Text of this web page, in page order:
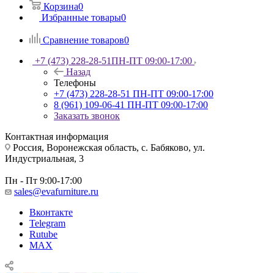
Корзина0
Избранные товары0
Сравнение товаров0
+7 (473) 228-28-51ПН-ПТ 09:00-17:00
Назад
Телефоны
+7 (473) 228-28-51 ПН-ПТ 09:00-17:00
8 (961) 109-06-41 ПН-ПТ 09:00-17:00
Заказать звонок
Контактная информация
Россия, Воронежская область, с. Бабяково, ул.
Индустриальная, 3
Пн - Пт 9:00-17:00
sales@evafurniture.ru
Вконтакте
Telegram
Rutube
MAX